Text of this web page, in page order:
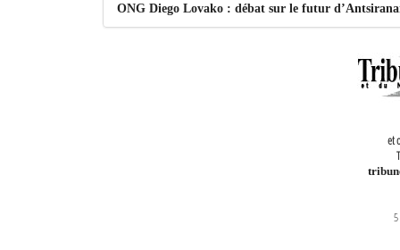
ONG Diego Lovako : débat sur le futur
et